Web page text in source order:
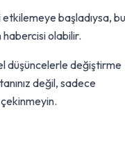
etkilemeye başladıysa, bu
olabilir.
düşüncelerle değiştirme
değil, sadece